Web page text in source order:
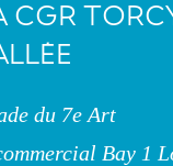
CGR
du 7e Art
Bay 1